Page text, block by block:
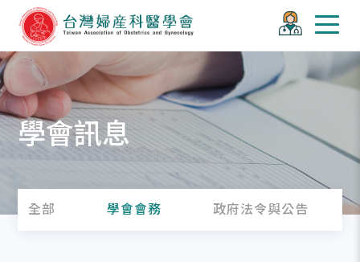
學會訊息
全部 學會會務 政府法令與公告